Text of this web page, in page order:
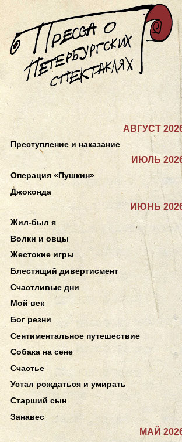
АВГУСТ
Преступление и наказание
ИЮЛЬ
Операция «Пушкин»
Джоконда
ИЮНЬ
Жил-был я
Волки и овцы
Жестокие игры
Блестящий дивертисмент
Счастливые дни
Мой век
Бог резни
Сентиментальное путешествие
Собака на сене
Счастье
Устал рождаться и умирать
Старший сын
Занавес
МАЙ